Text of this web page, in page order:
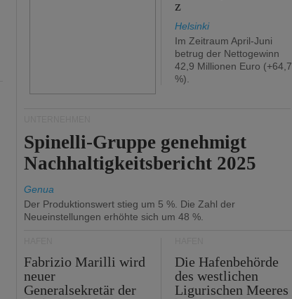
z
Helsinki
Im Zeitraum April-Juni
betrug der Nettogewinn
42,9 Millionen Euro (+64,7
%).
Spinelli-Gruppe genehmigt
Nachhaltigkeitsbericht 2025
Genua
Der Produktionswert stieg um 5 %. Die Zahl der
Neueinstellungen erhöhte sich um 48 %.
Fabrizio Marilli wird
neuer
Generalsekretär der
Die Hafenbehörde
des westlichen
Ligurischen Meeres